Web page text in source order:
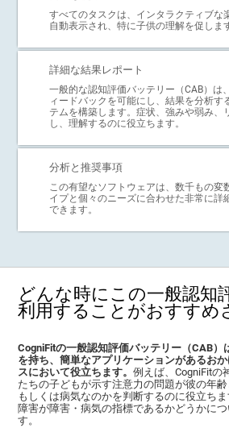
すべてのタスクは、インタラクティブな
自動表示され、特に子供の理解を促しま
詳細な結果レポート
一般的な認知評価バッテリー（CAB）は
ィードバックを可能にし、結果を分析す
テムを構築します。症状、強みや弱み、
し、理解するのに役立ちます。
分析と推奨事項
この有望なソフトウェアは、数千もの変
イプと個々のニーズに合わせた非常に詳
できます。
どんな時にこの一般認知
利用することがおすすめ
CogniFitの一般認知評価バッテリー（CAB）
を持ち、簡単なアプリケーションがあるお
スにおいて役立ちます。例えば、CogniFitの
たちの子どもが示す注意力の問題が彼の年齢
もしくは病気なのかを判断するのに役立ち
障害が障害・病気の指標であるかどうかに
す。